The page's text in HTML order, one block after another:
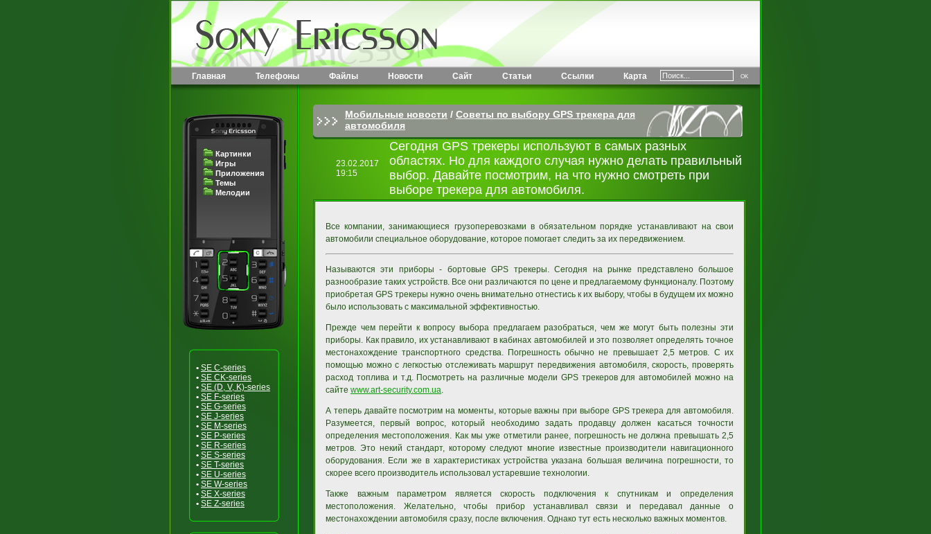
Главная Телефоны Файлы Новости Сайт Статьи Ссылки Карта
Картинки
Игры
Приложения
Темы
Мелодии
• SE C-series
• SE CK-series
• SE (D, V, K)-series
• SE F-series
• SE G-series
• SE J-series
• SE M-series
• SE P-series
• SE R-series
• SE S-series
• SE T-series
• SE U-series
• SE W-series
• SE X-series
• SE Z-series
Мобильные новости / Советы по выбору GPS трекера для
автомобиля
23.02.2017
19:15
Сегодня GPS трекеры используют в самых разных
областях. Но для каждого случая нужно делать правильный
выбор. Давайте посмотрим, на что нужно смотреть при
выборе трекера для автомобиля.
Все компании, занимающиеся грузоперевозками в обязательном порядке устанавливают на свои
автомобили специальное оборудование, которое помогает следить за их передвижением.
Называются эти приборы - бортовые GPS трекеры. Сегодня на рынке представлено большое
разнообразие таких устройств. Все они различаются по цене и предлагаемому функционалу. Поэтому
приобретая GPS трекеры нужно очень внимательно отнестись к их выбору, чтобы в будущем их можно
было использовать с максимальной эффективностью.
Прежде чем перейти к вопросу выбора предлагаем разобраться, чем же могут быть полезны эти
приборы. Как правило, их устанавливают в кабинах автомобилей и это позволяет определять точное
местонахождение транспортного средства. Погрешность обычно не превышает 2,5 метров. С их
помощью можно с легкостью отслеживать маршрут передвижения автомобиля, скорость, проверять
расход топлива и т.д. Посмотреть на различные модели GPS трекеров для автомобилей можно на
сайте www.art-security.com.ua.
А теперь давайте посмотрим на моменты, которые важны при выборе GPS трекера для автомобиля.
Разумеется, первый вопрос, который необходимо задать продавцу должен касаться точности
определения местоположения. Как мы уже отметили ранее, погрешность не должна превышать 2,5
метров. Это некий стандарт, которому следуют многие известные производители навигационного
оборудования. Если же в характеристиках устройства указана большая величина погрешности, то
скорее всего производитель использовал устаревшие технологии.
Также важным параметром является скорость подключения к спутникам и определения
местоположения. Желательно, чтобы прибор устанавливал связи и передавал данные о
местонахождении автомобиля сразу, после включения. Однако тут есть несколько важных моментов.